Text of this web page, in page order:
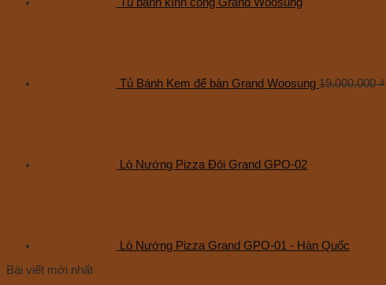
Tủ Bánh Kem để bàn Grand Woosung 19.000.000₫
Lò Nướng Pizza Đôi Grand GPO-02
Lò Nướng Pizza Grand GPO-01 - Hàn Quốc
Bài viết mới nhất